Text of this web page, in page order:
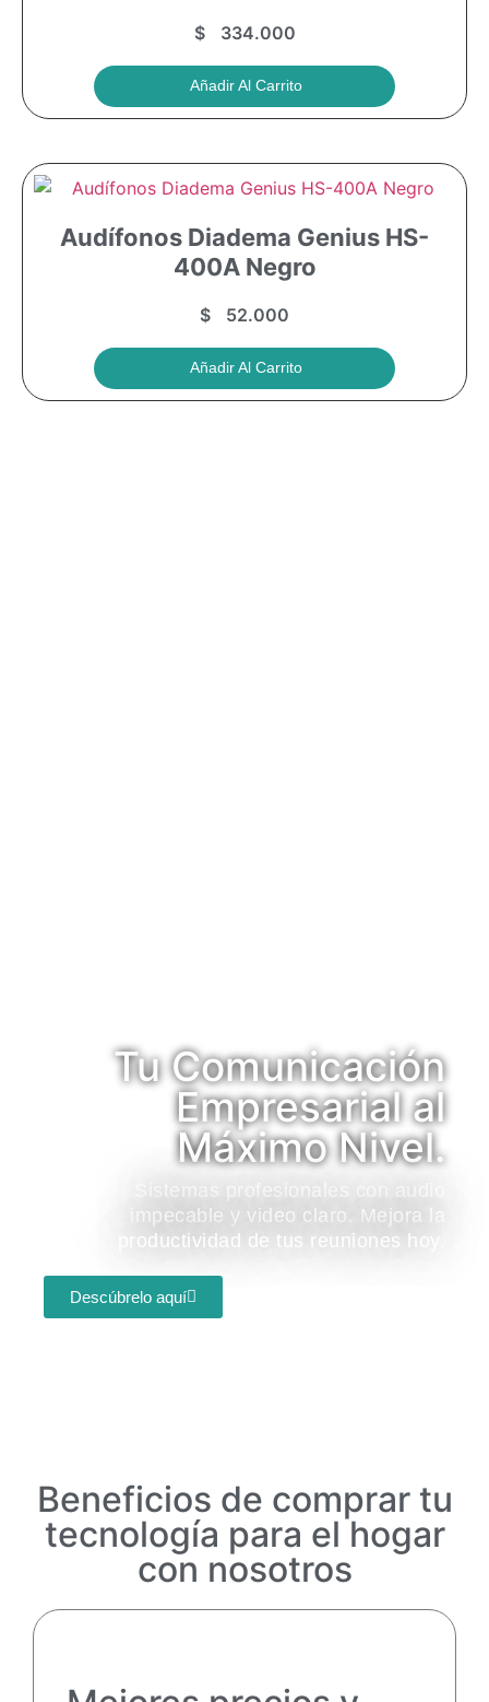
$334.000
Añadir Al Carrito
Audífonos Diadema Genius HS-
400A Negro
$ 52.000
Añadir Al Carrito
Tu Comunicación
Empresarial al
Máximo Nivel.
Sistemas profesionales con audio
impecable y video claro. Mejora la
productividad de tus reuniones hoy.
Descúbrelo aquí
Beneficios de comprar tu
tecnología para el hogar
con nosotros